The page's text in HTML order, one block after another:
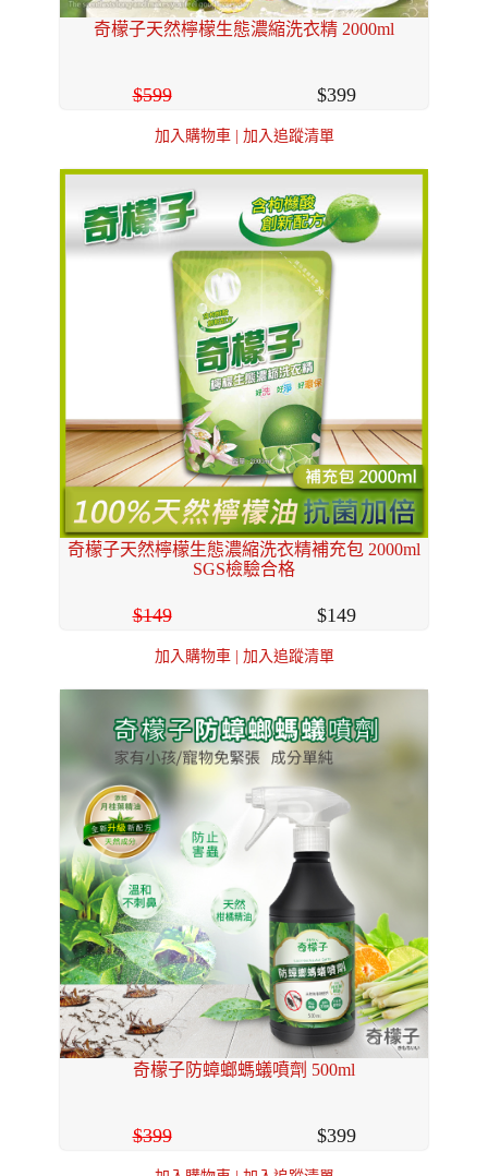
奇檬子天然檸檬生態濃縮洗衣精 2000ml
599 399
加入購物車| 加入追蹤清單
奇檬子天然檸檬生態濃縮洗衣精補充包 2000ml
SGS檢驗合格
149 149
加入購物車| 加入追蹤清單
奇檬子防蟑螂螞蟻噴劑 500ml
399 399